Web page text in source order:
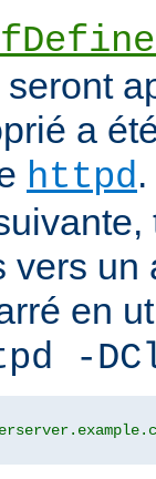
a
httpd
vers un
en
-